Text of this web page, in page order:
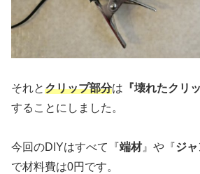
それとクリップ部分は 『壊れたクリ
することにしました。
今回のDIYはすべて『端材』や『ジャ
で材料費は0円です。